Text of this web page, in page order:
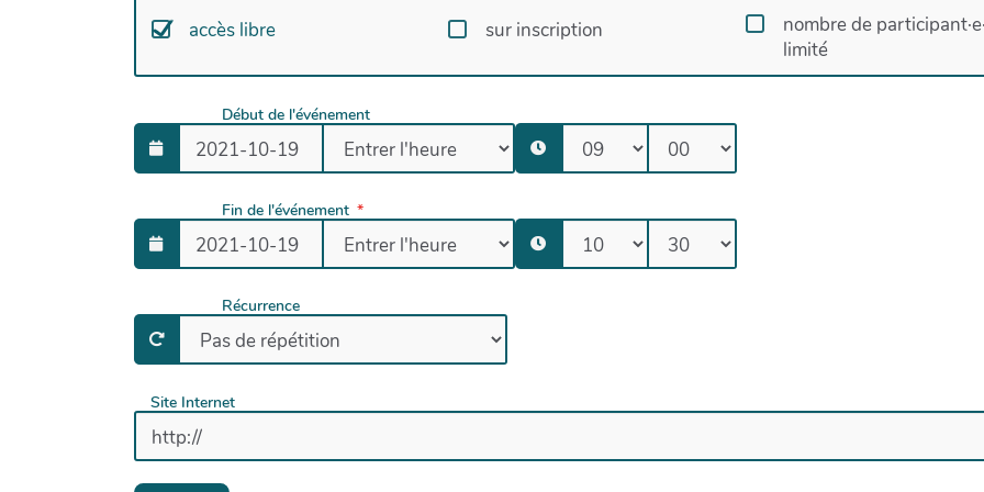
accès libre sur inscription
nombre de
limité
Début de l'événement
Fin de l'événement
Récurrence
Site Internet